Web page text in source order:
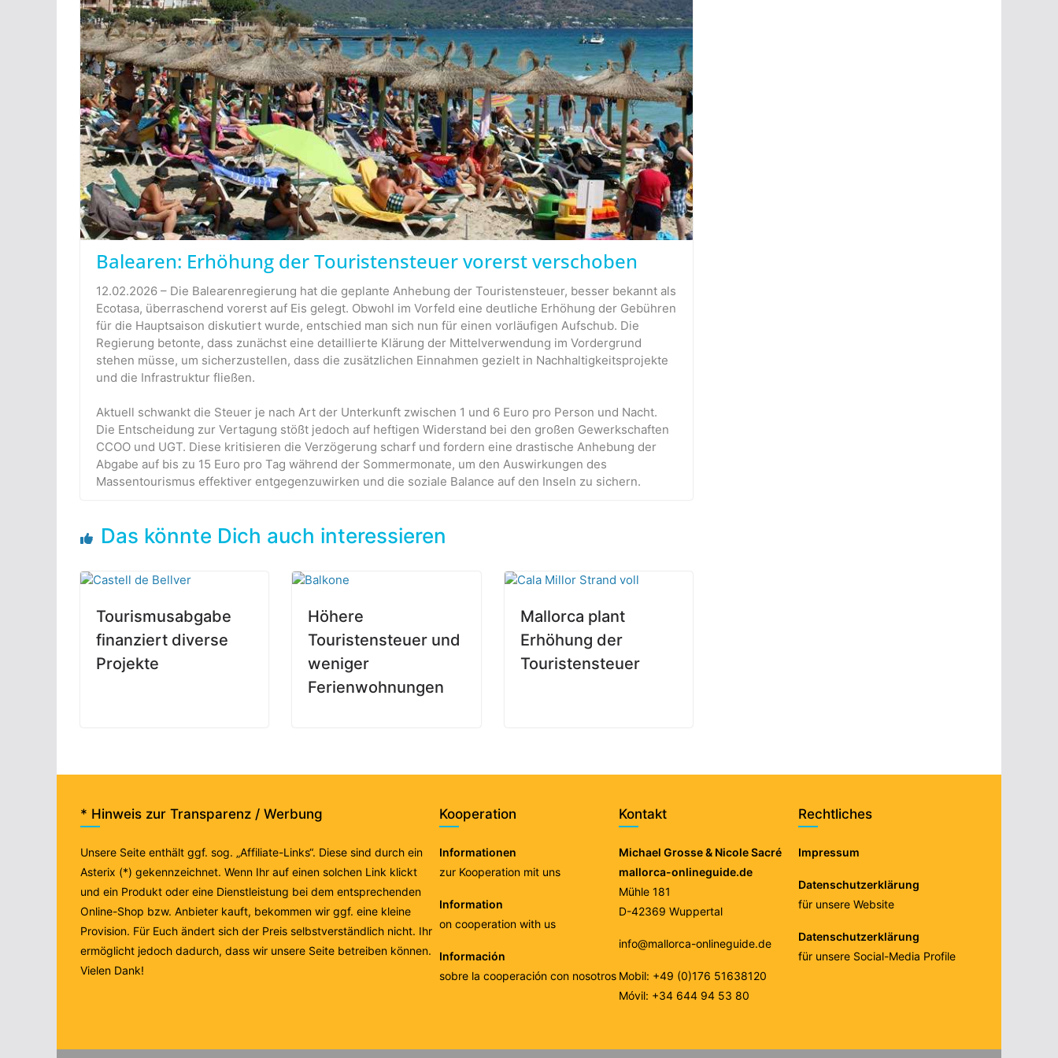
Balearen: Erhöhung der Touristensteuer vorerst verschoben
12.02.2026 – Die Balearenregierung hat die geplante Anhebung der Touristensteuer, besser bekannt als
Ecotasa, überraschend vorerst auf Eis gelegt. Obwohl im Vorfeld eine deutliche Erhöhung der Gebühren
für die Hauptsaison diskutiert wurde, entschied man sich nun für einen vorläufigen Aufschub. Die
Regierung betonte, dass zunächst eine detaillierte Klärung der Mittelverwendung im Vordergrund
stehen müsse, um sicherzustellen, dass die zusätzlichen Einnahmen gezielt in Nachhaltigkeitsprojekte
und die Infrastruktur fließen.
Aktuell schwankt die Steuer je nach Art der Unterkunft zwischen 1 und 6 Euro pro Person und Nacht.
Die Entscheidung zur Vertagung stößt jedoch auf heftigen Widerstand bei den großen Gewerkschaften
CCOO und UGT. Diese kritisieren die Verzögerung scharf und fordern eine drastische Anhebung der
Abgabe auf bis zu 15 Euro pro Tag während der Sommermonate, um den Auswirkungen des
Massentourismus effektiver entgegenzuwirken und die soziale Balance auf den Inseln zu sichern.
Das könnte Dich auch interessieren
Tourismusabgabe
finanziert diverse
Projekte
Höhere
Touristensteuer und
weniger
Ferienwohnungen
Mallorca plant
Erhöhung der
Touristensteuer
* Hinweis zur Transparenz / Werbung
Unsere Seite enthält ggf. sog. „Affiliate-Links“. Diese sind durch ein
Asterix (*) gekennzeichnet. Wenn Ihr auf einen solchen Link klickt
und ein Produkt oder eine Dienstleistung bei dem entsprechenden
Online-Shop bzw. Anbieter kauft, bekommen wir ggf. eine kleine
Provision. Für Euch ändert sich der Preis selbstverständlich nicht. Ihr
ermöglicht jedoch dadurch, dass wir unsere Seite betreiben können.
Vielen Dank!
Kooperation
Informationen
zur Kooperation mit uns
Information
on cooperation with us
Información
sobre la cooperación con nosotros
Kontakt
Michael Grosse & Nicole Sacré
mallorca-onlineguide.de
Mühle 181
D-42369 Wuppertal
info@mallorca-onlineguide.de
Mobil: +49 (0)176 51638120
Móvil: +34 644 94 53 80
Rechtliches
Impressum
Datenschutzerklärung
für unsere Website
Datenschutzerklärung
für unsere Social-Media Profile